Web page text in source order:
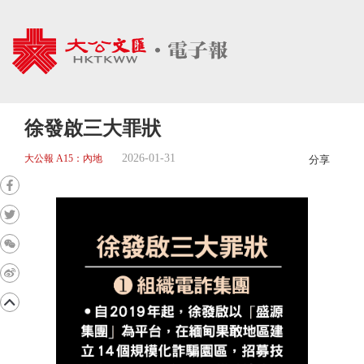
徐發啟三大罪狀
大公報 A15：內地 2026-01-31 分享